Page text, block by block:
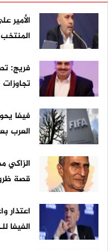
الأمير
فريج:
تجاوزات
فيفا
العرب بعد 8 أشهر
الزاكي
قصة
اعتذار
الفيفا للـ